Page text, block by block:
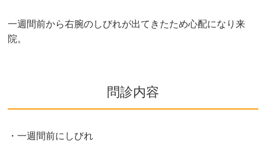
一週間前から右腕のしびれが出てきたため心配になり来
院。
問診内容
・一週間前にしびれ